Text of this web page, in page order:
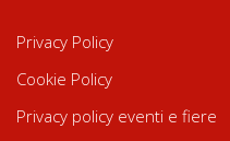
Privacy Policy
Cookie Policy
Privacy policy eventi e fiere